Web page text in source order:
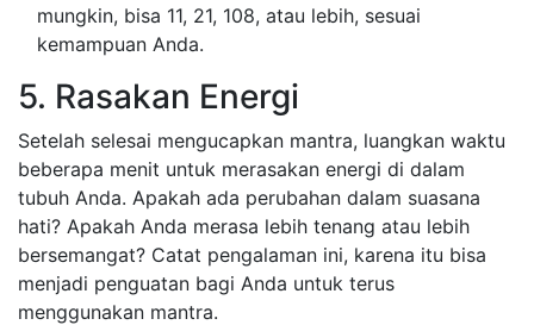
mungkin, bisa 11, 21, 108, atau lebih, sesuai
kemampuan Anda.
5. Rasakan Energi
Setelah selesai mengucapkan mantra, luangkan waktu
beberapa menit untuk merasakan energi di dalam
tubuh Anda. Apakah ada perubahan dalam suasana
hati? Apakah Anda merasa lebih tenang atau lebih
bersemangat? Catat pengalaman ini, karena itu bisa
menjadi penguatan bagi Anda untuk terus
menggunakan mantra.